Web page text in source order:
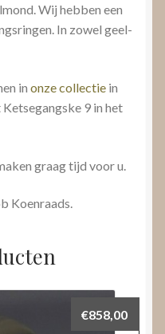
Wij hebben een
In zowel geel-
in onze collectie in
9 in het
graag tijd voor u.
Koenraads.
€858,00